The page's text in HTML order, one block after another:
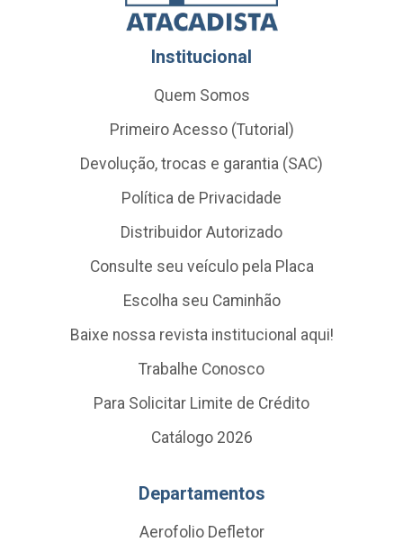
Institucional
Quem Somos
Primeiro Acesso (Tutorial)
Devolução, trocas e garantia (SAC)
Política de Privacidade
Distribuidor Autorizado
Consulte seu veículo pela Placa
Escolha seu Caminhão
Baixe nossa revista institucional aqui!
Trabalhe Conosco
Para Solicitar Limite de Crédito
Catálogo 2026
Departamentos
Aerofolio Defletor